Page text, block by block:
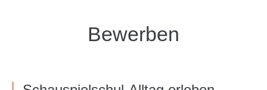
Bewerben